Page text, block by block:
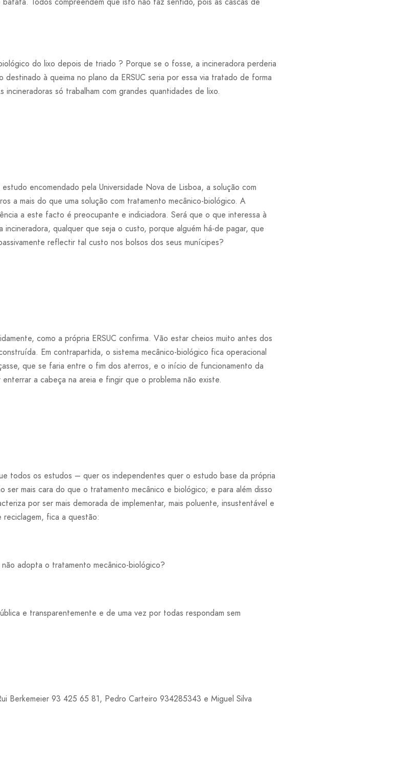
do lixo depois de triado ? Porque se o fosse, a incineradora perderia
à queima no plano da ERSUC seria por essa via tratado de forma
só trabalham com grandes quantidades de lixo.
encomendado pela Universidade Nova de Lisboa, a solução com
a mais do que uma solução com tratamento mecânico-biológico. A
a este facto é preocupante e indiciadora. Será que o que interessa à
incineradora, qualquer que seja o custo, porque alguém há-de pagar, que
reflectir tal custo nos bolsos dos seus munícipes?
como a própria ERSUC confirma. Vão estar cheios muito antes dos
Em contrapartida, o sistema mecânico-biológico fica operacional
que se faria entre o fim dos aterros, e o início de funcionamento da
a cabeça na areia e fingir que o problema não existe.
todos os estudos – quer os independentes quer o estudo base da própria
ser mais cara do que o tratamento mecânico e biológico; e para além disso
por ser mais demorada de implementar, mais poluente, insustentável e
fica a questão:
adopta o tratamento mecânico-biológico?
e transparentemente e de uma vez por todas respondam sem
Berkemeier 93 425 65 81, Pedro Carteiro 934285343 e Miguel Silva